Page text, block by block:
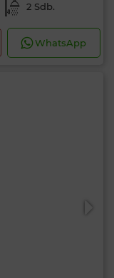
2 Sdb.
WhatsApp